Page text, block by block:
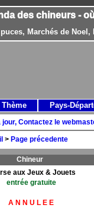
des chineurs -
Marchés de
Contactez le
> Page précedente
Chineur
aux Jeux & Jouets
entrée gratuite
A N N U L E E
Pays-